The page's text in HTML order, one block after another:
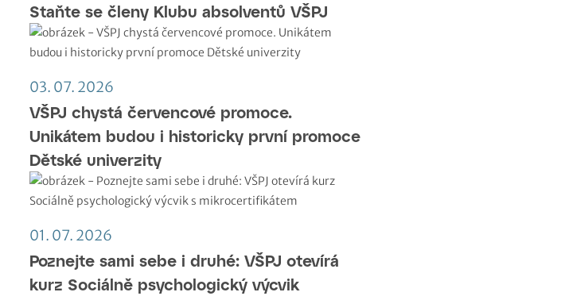
Staňte se členy Klubu absolventů VŠPJ
03. 07. 2026
VŠPJ chystá červencové promoce.
Unikátem budou i historicky první promoce
Dětské univerzity
01. 07. 2026
Poznejte sami sebe i druhé: VŠPJ otevírá
kurz Sociálně psychologický výcvik